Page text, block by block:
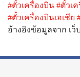
#ตั๋วเครื่องบิน #ตั๋วเ
#ตั๋วเครื่องบินเอเชีย
อ้างอิงข้อมูลจาก เว็